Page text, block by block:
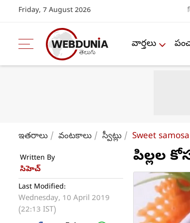
Friday, 7 August 2026
వార్తలు
ఇతరాలు వంటకాలు స్వీట్లు Sweet
Written By
సిహెచ్
Last Modified:
Wednesday, 10 April 2019
(22:13 IST)
పిల్లల